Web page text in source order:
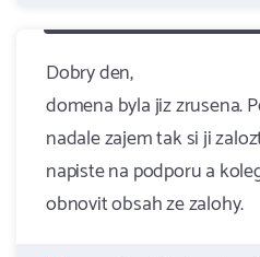
Dobry den,
domena byla jiz zrusena.
nadale zajem tak si ji
napiste na podporu a
obnovit obsah ze zalohy.